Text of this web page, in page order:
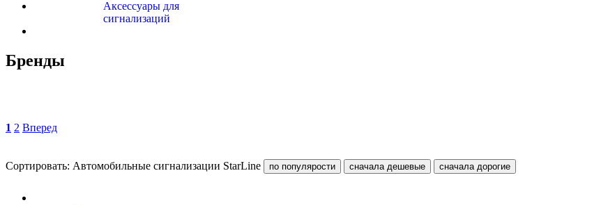
Аксессуары для
сигнализаций
Бренды
1 2 Вперед
Сортировать: Автомобильные сигнализации StarLine